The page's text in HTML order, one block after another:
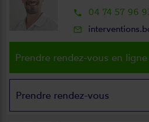
local_phone 04 74 57 96
mail_outline
Prendre rendez-vous en ligne
Prendre rendez-vous